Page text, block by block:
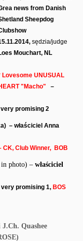
news from Danish
Sheepdog
sędzia/judge
Mouchart, NL
Lovesome UNUSUAL
"Macho" –
very promising 2
– właściciel Anna
CK, Club Winner, BOB
photo) – właściciel
very promising 1, BOS
Quashee